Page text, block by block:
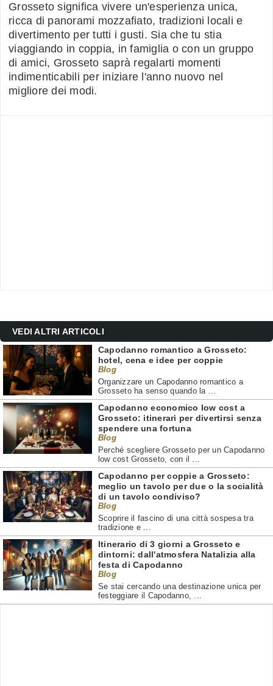
Grosseto significa vivere un'esperienza unica,
ricca di panorami mozzafiato, tradizioni locali e
divertimento per tutti i gusti. Sia che tu stia
viaggiando in coppia, in famiglia o con un gruppo
di amici, Grosseto saprà regalarti momenti
indimenticabili per iniziare l'anno nuovo nel
migliore dei modi.
VEDI ALTRI ARTICOLI
Capodanno romantico a Grosseto:
hotel, cena e idee per coppie
Blog
Organizzare un Capodanno romantico a
Grosseto ha senso quando la ...
Capodanno economico low cost a
Grosseto: itinerari per divertirsi senza
spendere una fortuna
Blog
Perché scegliere Grosseto per un Capodanno
low cost Grosseto, con il ...
Capodanno per coppie a Grosseto:
meglio un tavolo per due o la socialità
di un tavolo condiviso?
Blog
Scoprire il fascino di una città sospesa tra
tradizione e ...
Itinerario di 3 giorni a Grosseto e
dintorni: dall'atmosfera Natalizia alla
festa di Capodanno
Blog
Se stai cercando una destinazione unica per
festeggiare il Capodanno, ...